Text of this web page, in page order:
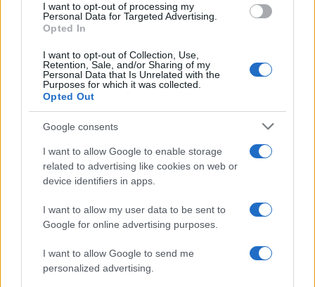
I want to opt-out of processing my
Personal Data for Targeted Advertising.
Opted In
I want to opt-out of Collection, Use,
Retention, Sale, and/or Sharing of my
Personal Data that Is Unrelated with the
Purposes for which it was collected.
Opted Out
Google consents
I want to allow Google to enable storage
related to advertising like cookies on web or
device identifiers in apps.
I want to allow my user data to be sent to
Google for online advertising purposes.
I want to allow Google to send me
personalized advertising.
Πάντως το μόνο θετικό στην υπόθεση είναι πως
κατά κοινή ομολογία τα περισσότερα διαθέσιμα
ακίνητα είναι ανακαινισμένα, γεγονός που τα κάνει
παράλληλα, αυξάνει την τιμή τους καθώς ο